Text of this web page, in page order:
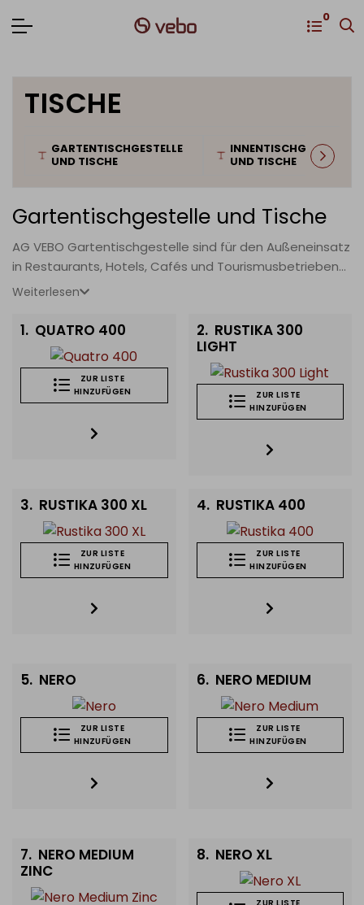
0
für die Gastronomie
TISCHE
GARTENTISCHGESTELLE
UND TISCHE
INNENTISCHGESTELLE
UND TISCHE
Gartentischgestelle und Tische
AG VEBO Gartentischgestelle sind für den Außeneinsatz
in Restaurants, Hotels, Cafés und Tourismusbetrieben
konzipiert. Wir bieten Gestelle aus Aluminium, Gusseisen
beständig. Gartentischgestelle sind kompatibel mit
Outdoor-Tischplatten: HPL, Topalit und Betonplatten.
Ideal für Restaurant-Terrassen, Hotelgärten und
Sommercafés. Kontaktieren Sie uns für Muster und
Großbestellungsangebote.
Weiterlesen
1. QUATRO 400
ZUR LISTE
HINZUFÜGEN
2. RUSTIKA 300
LIGHT
ZUR LISTE
HINZUFÜGEN
3. RUSTIKA 300 XL
ZUR LISTE
HINZUFÜGEN
4. RUSTIKA 400
ZUR LISTE
HINZUFÜGEN
5. NERO
ZUR LISTE
HINZUFÜGEN
6. NERO MEDIUM
ZUR LISTE
HINZUFÜGEN
7. NERO MEDIUM
ZINC
8. NERO XL